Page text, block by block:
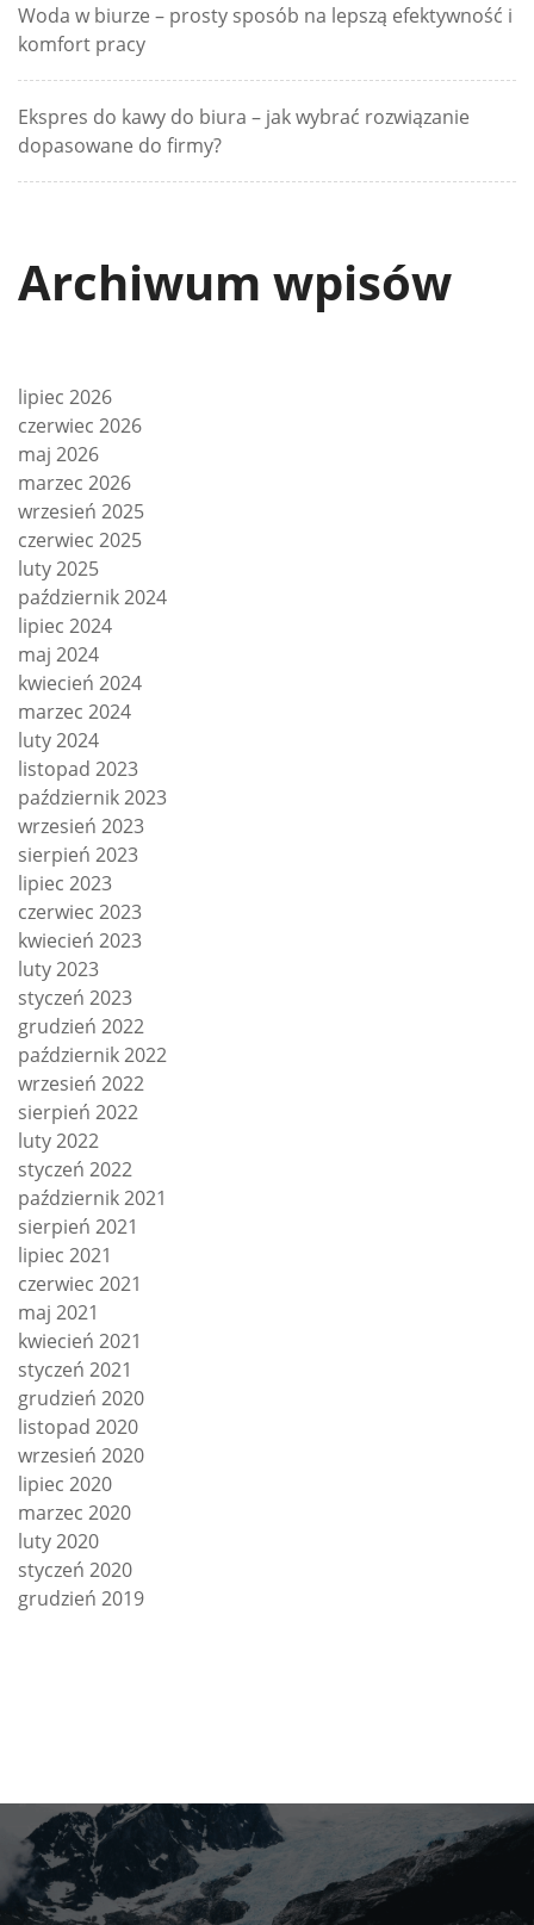
Woda w biurze – prosty sposób na lepszą efektywność i
komfort pracy
Ekspres do kawy do biura – jak wybrać rozwiązanie
dopasowane do firmy?
Archiwum wpisów
lipiec 2026
czerwiec 2026
maj 2026
marzec 2026
wrzesień 2025
czerwiec 2025
luty 2025
październik 2024
lipiec 2024
maj 2024
kwiecień 2024
marzec 2024
luty 2024
listopad 2023
październik 2023
wrzesień 2023
sierpień 2023
lipiec 2023
czerwiec 2023
kwiecień 2023
luty 2023
styczeń 2023
grudzień 2022
październik 2022
wrzesień 2022
sierpień 2022
luty 2022
styczeń 2022
październik 2021
sierpień 2021
lipiec 2021
czerwiec 2021
maj 2021
kwiecień 2021
styczeń 2021
grudzień 2020
listopad 2020
wrzesień 2020
lipiec 2020
marzec 2020
luty 2020
styczeń 2020
grudzień 2019